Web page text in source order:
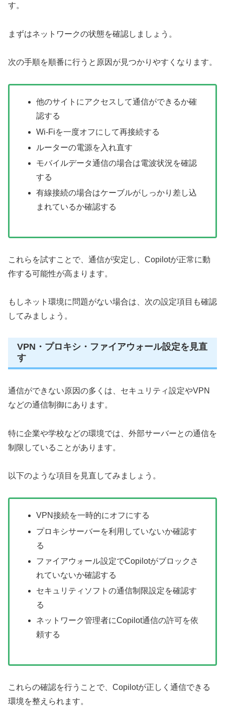
す。
まずはネットワークの状態を確認しましょう。
次の手順を順番に行うと原因が見つかりやすくなります。
他のサイトにアクセスして通信ができるか確
認する
Wi-Fiを一度オフにして再接続する
ルーターの電源を入れ直す
モバイルデータ通信の場合は電波状況を確認
する
有線接続の場合はケーブルがしっかり差し込
まれているか確認する
これらを試すことで、通信が安定し、Copilotが正常に動
作する可能性が高まります。
もしネット環境に問題がない場合は、次の設定項目も確認
してみましょう。
VPN・プロキシ・ファイアウォール設定を見直
す
通信ができない原因の多くは、セキュリティ設定やVPN
などの通信制御にあります。
特に企業や学校などの環境では、外部サーバーとの通信を
制限していることがあります。
以下のような項目を見直してみましょう。
VPN接続を一時的にオフにする
プロキシサーバーを利用していないか確認す
る
ファイアウォール設定でCopilotがブロックさ
れていないか確認する
セキュリティソフトの通信制限設定を確認す
る
ネットワーク管理者にCopilot通信の許可を依
頼する
これらの確認を行うことで、Copilotが正しく通信できる
環境を整えられます。